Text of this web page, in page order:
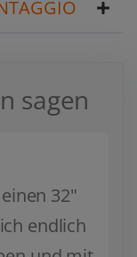
sagen
super und ist
diesen nur